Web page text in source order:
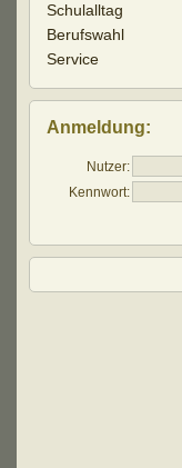
Schulalltag
Berufswahl
Service
Anmeldung:
Nutzer:
Kennwort: